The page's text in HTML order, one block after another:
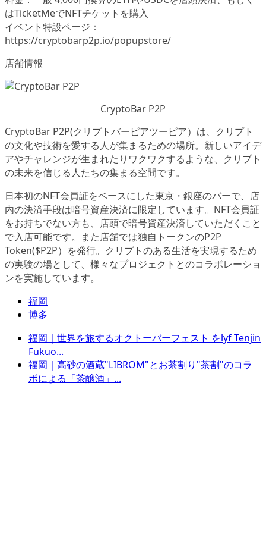
はTicketMeでNFTチケットを購入
イベント特設ページ：
https://cryptobarp2p.io/popupstore/
店舗情報
CryptoBar P2P
CryptoBar P2P(クリプトバーピアツーピア）は、クリプト
の文化や技術を愛する人が集まるための場所。新しいアイデ
アやチャレンジが生まれたりワクワクするような、クリプト
の未来を信じる人たちの集まる空間です。
日本初のNFT会員証をベースにした東京・銀座のバーで、店
内の決済手段は暗号資産決済に限定しています。NFT会員証
をお持ちでない方も、店頭で暗号資産決済していただくこと
で入店可能です。また店舗では独自トークンのP2P
Token($P2P）を発行。クリプトのある生活を実現するため
の実験の場として、様々なプロジェクトとのコラボレーショ
ンを実施しています。
福岡
博多
福岡｜世界を旅するオクトーバーフェスト をlyf Tenjin
Fukuo...
福岡｜高砂の酒蔵"LIBROM"とお茶割り"茶割"のコラ
ボによる「茶醸酒」...